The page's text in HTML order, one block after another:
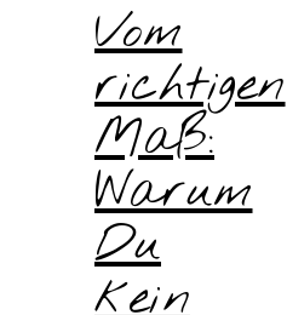
Vom
richtigen
Maß:
Warum
Du
kein